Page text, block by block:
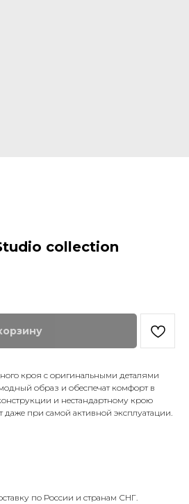
collection
кроя с оригинальными деталями
образ и обеспечат комфорт в
и нестандартному крою
при самой активной эксплуатации.
по России и странам СНГ.